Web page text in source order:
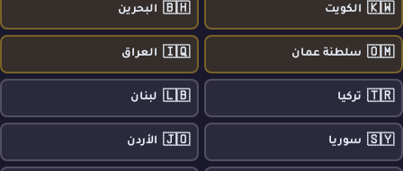
🇰🇼 الكويت 🇧🇭 البحرين
🇴🇲 سلطنة عمان 🇮🇶 العراق
🇹🇷 تركيا 🇱🇧 لبنان
🇸🇾 سوريا 🇯🇴 الأردن